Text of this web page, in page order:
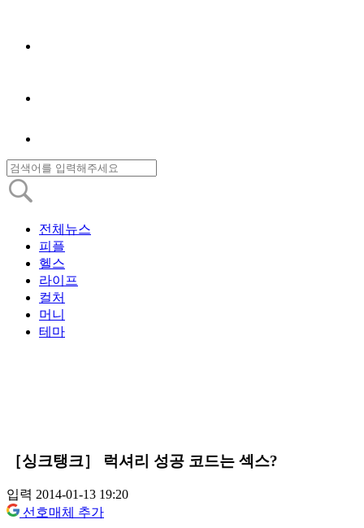
전체뉴스
피플
헬스
라이프
컬처
머니
테마
［싱크탱크］ 럭셔리 성공 코드는 섹스?
입력 2014-01-13 19:20
선호매체 추가